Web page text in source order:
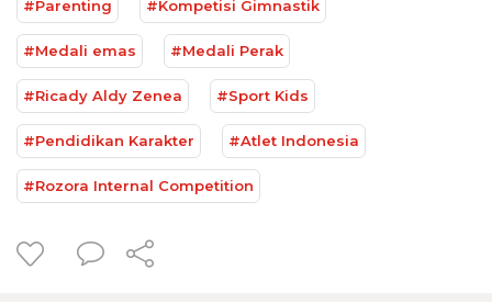
#Parenting #Kompetisi Gimnastik
#Medali emas #Medali Perak
#Ricady Aldy Zenea #Sport Kids
#Pendidikan Karakter #Atlet Indonesia
#Rozora Internal Competition